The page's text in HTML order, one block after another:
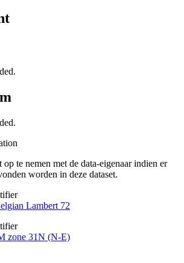
op te nemen met de data-eigenaar indien er
worden in deze dataset.
Lambert 72
zone 31N (N-E)